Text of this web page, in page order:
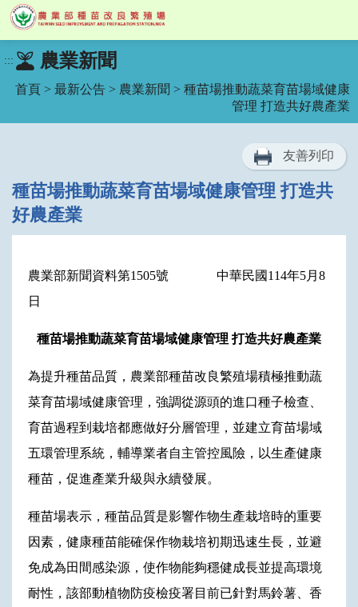
到
::: 農業新聞
首頁 > 最新公告 > 農業新聞 > 種苗場推動蔬菜育苗場域健康
管理 打造共好農產業
友善列印
種苗場推動蔬菜育苗場域健康管理 打造共
好農產業
農業部新聞資料第1505號
中華民國114年5月8
日
種苗場推動蔬菜育苗場域健康管理 打造共好農產業
為提升種苗品質，農業部種苗改良繁殖場積極推動蔬
菜育苗場域健康管理，強調從源頭的進口種子檢查、
育苗過程到栽培都應做好分層管理，並建立育苗場域
五環管理系統，輔導業者自主管控風險，以生產健康
種苗，促進產業升級與永續發展。
種苗場表示，種苗品質是影響作物生產栽培時的重要
因素，健康種苗能確保作物栽培初期迅速生長，並避
免成為田間感染源，使作物能夠穩健成長並提高環境
耐性，該部動植物防疫檢疫署目前已針對馬鈴薯、香